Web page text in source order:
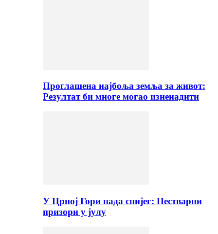
Проглашена најбоља земља за живот:
Резултат би многе могао изненадити
У Црној Гори пада снијег: Нестварни
призори у јулу